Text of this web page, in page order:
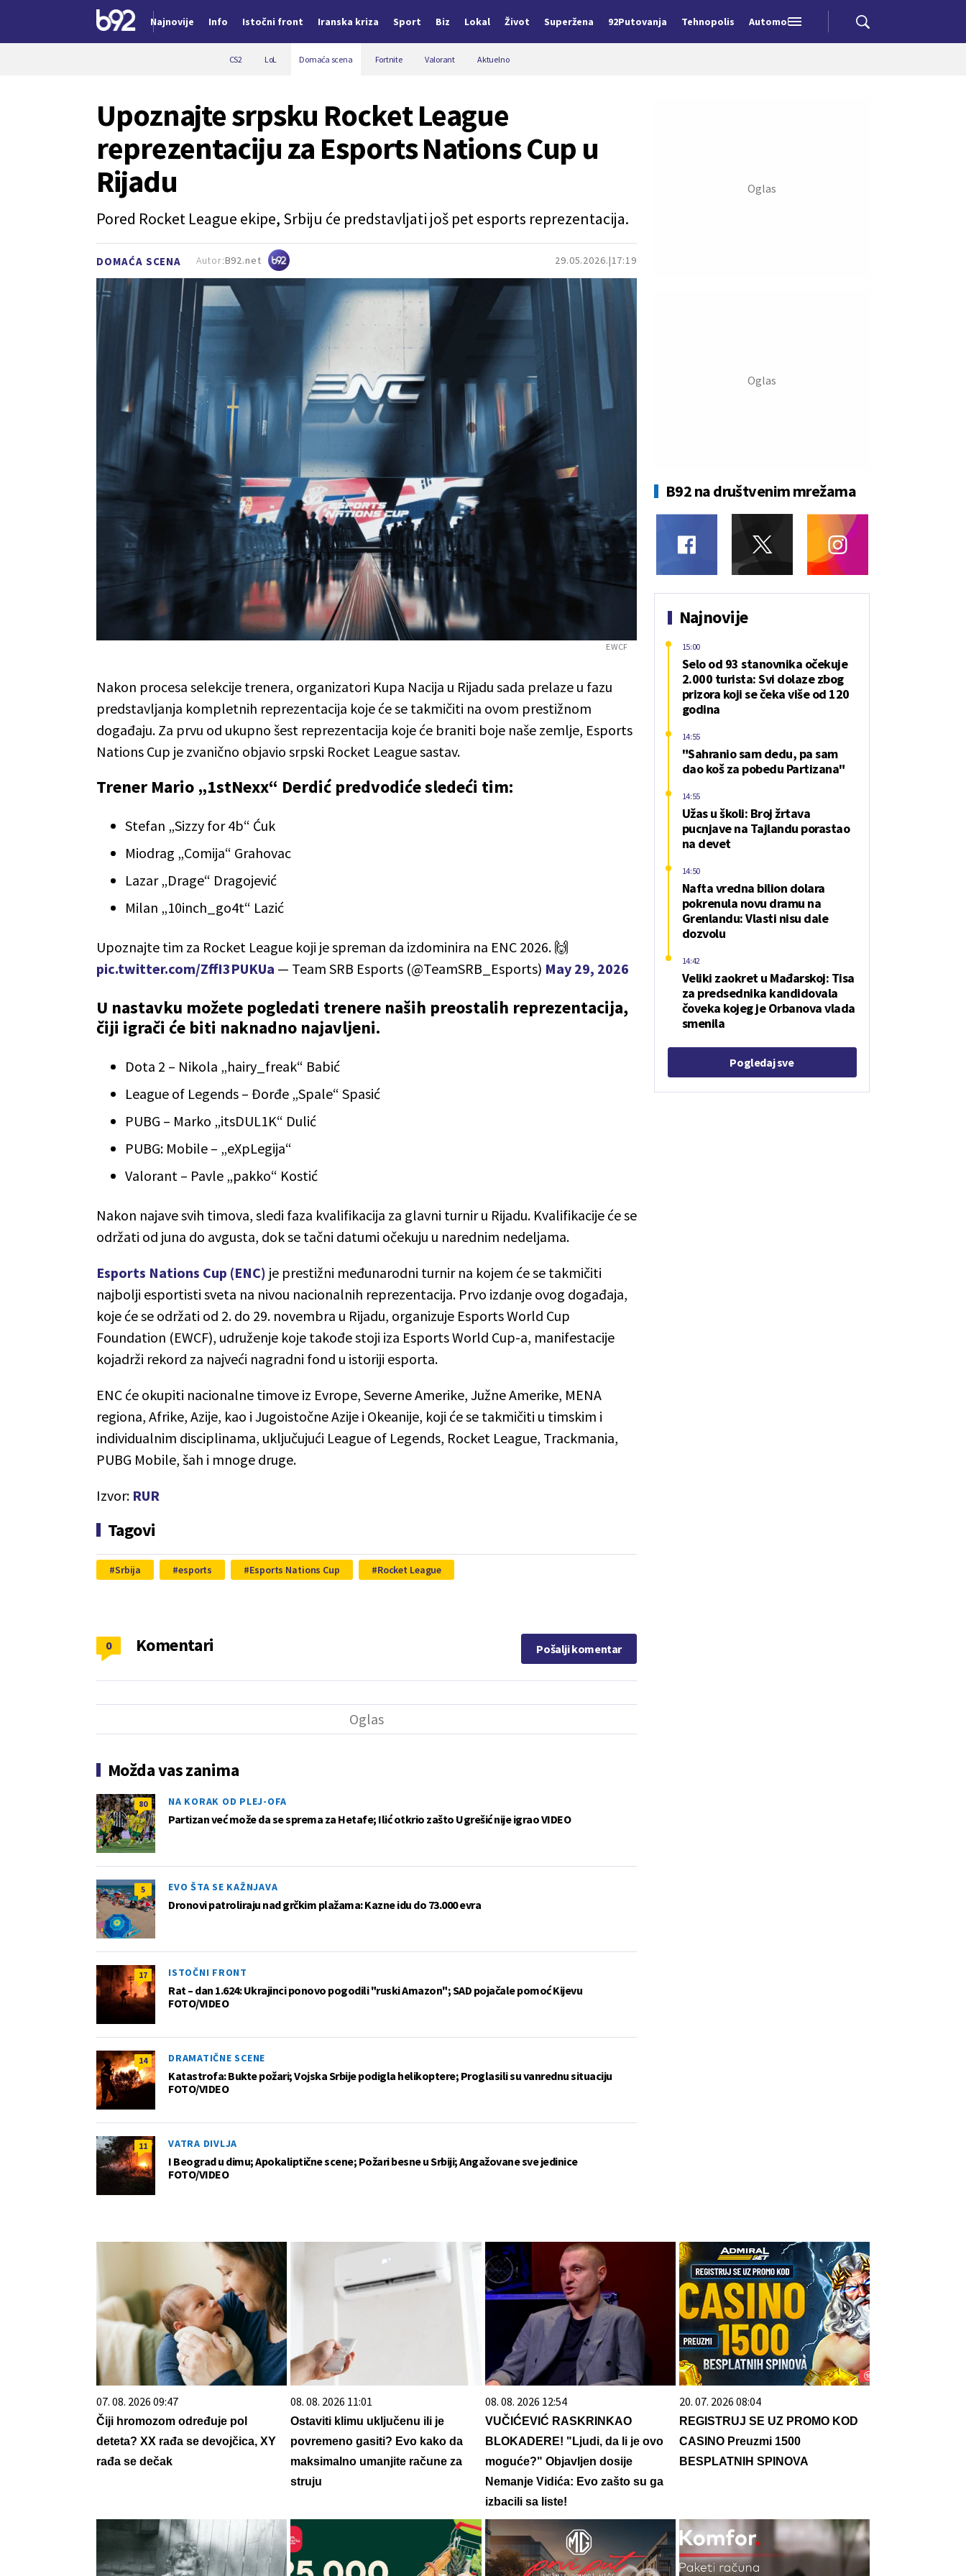
Najnovije Info Istočni front Iranska kriza Sport Biz Lokal Život Superžena 92Putovanja Tehnopolis Automobili
CS2 LoL Domaća scena Fortnite Valorant Aktuelno
DOMAĆA SCENA 29.05.2026. 17:19
Upoznajte srpsku Rocket League
reprezentaciju za Esports Nations Cup u
Rijadu
Pored Rocket League ekipe, Srbiju će predstavljati još pet esports reprezentacija.
Autor:B92.net
EWCF
Nakon procesa selekcije trenera, organizatori Kupa Nacija u Rijadu sada prelaze u fazu
predstavljanja kompletnih reprezentacija koje će se takmičiti na ovom prestižnom
događaju. Za prvu od ukupno šest reprezentacija koje će braniti boje naše zemlje, Esports
Nations Cup je zvanično objavio srpski Rocket League sastav.
Trener Mario „1stNexx“ Derdić predvodiće sledeći tim:
Stefan „Sizzy for 4b“ Ćuk
Miodrag „Comija“ Grahovac
Lazar „Drage“ Dragojević
Milan „10inch_go4t“ Lazić
Upoznajte tim za Rocket League koji je spreman da izdominira na ENC 2026. 🙌
pic.twitter.com/ZffI3PUKUa — Team SRB Esports (@TeamSRB_Esports) May 29, 2026
U nastavku možete pogledati trenere naših preostalih reprezentacija,
čiji igrači će biti naknadno najavljeni.
Dota 2 – Nikola „hairy_freak“ Babić
League of Legends – Đorđe „Spale“ Spasić
PUBG – Marko „itsDUL1K“ Dulić
PUBG: Mobile – „eXpLegija“
Valorant – Pavle „pakko“ Kostić
Nakon najave svih timova, sledi faza kvalifikacija za glavni turnir u Rijadu. Kvalifikacije će se
održati od juna do avgusta, dok se tačni datumi očekuju u narednim nedeljama.
Esports Nations Cup (ENC) je prestižni međunarodni turnir na kojem će se takmičiti
najbolji esportisti sveta na nivou nacionalnih reprezentacija. Prvo izdanje ovog događaja,
koje će se održati od 2. do 29. novembra u Rijadu, organizuje Esports World Cup
Foundation (EWCF), udruženje koje takođe stoji iza Esports World Cup-a, manifestacije
kojadrži rekord za najveći nagradni fond u istoriji esporta.
ENC će okupiti nacionalne timove iz Evrope, Severne Amerike, Južne Amerike, MENA
regiona, Afrike, Azije, kao i Jugoistočne Azije i Okeanije, koji će se takmičiti u timskim i
individualnim disciplinama, uključujući League of Legends, Rocket League, Trackmania,
PUBG Mobile, šah i mnoge druge.
Izvor: RUR
Tagovi
Srbija esports Esports Nations Cup Rocket League
Komentari
0 Pošalji komentar
Možda vas zanima
80 NA KORAK OD PLEJ-OFA
Partizan već može da se sprema za Hetafe; Ilić otkrio zašto Ugrešić nije igrao VIDEO
5 EVO ŠTA SE KAŽNJAVA
Dronovi patroliraju nad grčkim plažama: Kazne idu do 73.000 evra
17 ISTOČNI FRONT
Rat – dan 1.624: Ukrajinci ponovo pogodili "ruski Amazon"; SAD pojačale pomoć Kijevu
FOTO/VIDEO
14 DRAMATIČNE SCENE
Katastrofa: Bukte požari; Vojska Srbije podigla helikoptere; Proglasili su vanrednu situaciju
FOTO/VIDEO
11 VATRA DIVLJA
I Beograd u dimu; Apokaliptične scene; Požari besne u Srbiji; Angažovane sve jedinice
FOTO/VIDEO
B92 na društvenim mrežama
Najnovije
Selo od 93 stanovnika očekuje
2.000 turista: Svi dolaze zbog
prizora koji se čeka više od 120
godina
15:00
"Sahranio sam dedu, pa sam
dao koš za pobedu Partizana"
14:55
Užas u školi: Broj žrtava
pucnjave na Tajlandu porastao
na devet
14:55
Nafta vredna bilion dolara
pokrenula novu dramu na
Grenlandu: Vlasti nisu dale
dozvolu
14:50
Veliki zaokret u Mađarskoj: Tisa
za predsednika kandidovala
čoveka kojeg je Orbanova vlada
smenila
14:42
Pogledaj sve
07. 08. 2026 09:47
Čiji hromozom određuje pol
deteta? XX rađa se devojčica, XY
rađa se dečak
08. 08. 2026 11:01
Ostaviti klimu uključenu ili je
povremeno gasiti? Evo kako da
maksimalno umanjite račune za
struju
08. 08. 2026 12:54
VUČIĆEVIĆ RASKRINKAO
BLOKADERE! "Ljudi, da li je ovo
moguće?" Objavljen dosije
Nemanje Vidića: Evo zašto su ga
izbacili sa liste!
20. 07. 2026 08:04
REGISTRUJ SE UZ PROMO KOD
CASINO Preuzmi 1500
BESPLATNIH SPINOVA